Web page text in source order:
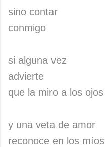
sino contar
conmigo
si alguna vez
advierte
que la miro a los ojos
y una veta de amor
reconoce en los míos